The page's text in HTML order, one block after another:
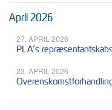
April 2026
27. APRIL 2026
PLA’s
23. APRIL 2026